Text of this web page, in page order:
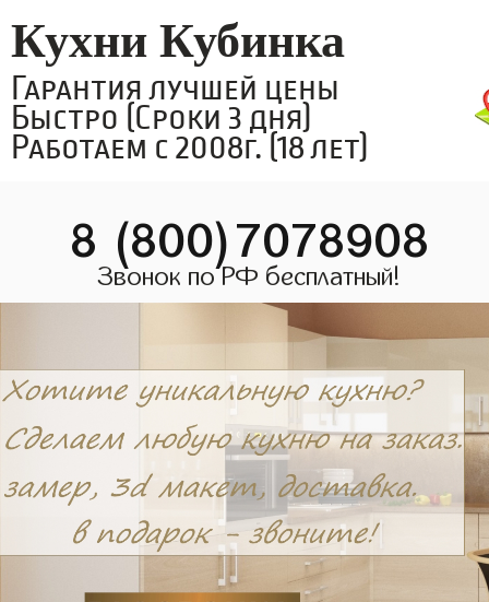
Кухни Кубинка
Гарантия лучшей цены
Быстро (Сроки 3 дня)
Работаем с 2008г. (18 лет)
8 (800)7078908
Звонок по РФ бесплатный!